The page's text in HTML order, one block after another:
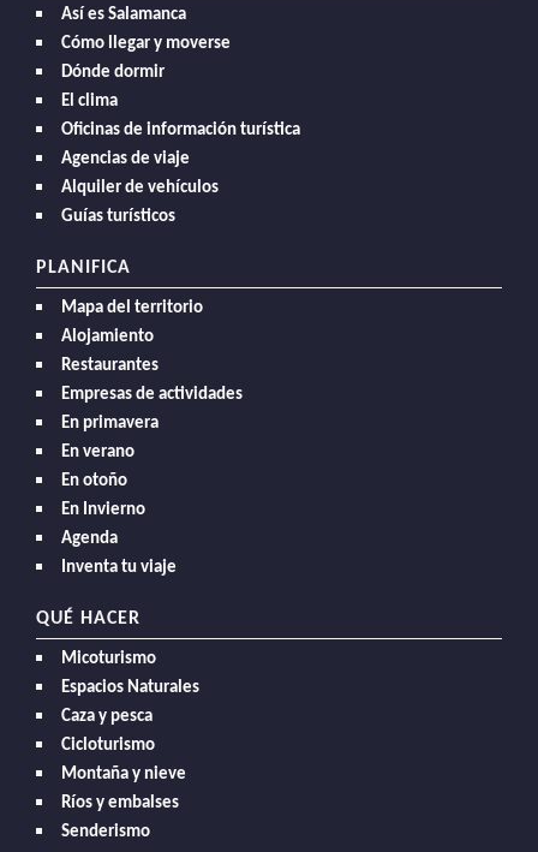
Así es Salamanca
Cómo llegar y moverse
Dónde dormir
El clima
Oficinas de información turística
Agencias de viaje
Alquiler de vehículos
Guías turísticos
PLANIFICA
Mapa del territorio
Alojamiento
Restaurantes
Empresas de actividades
En primavera
En verano
En otoño
En Invierno
Agenda
Inventa tu viaje
QUÉ HACER
Micoturismo
Espacios Naturales
Caza y pesca
Cicloturismo
Montaña y nieve
Ríos y embalses
Senderismo